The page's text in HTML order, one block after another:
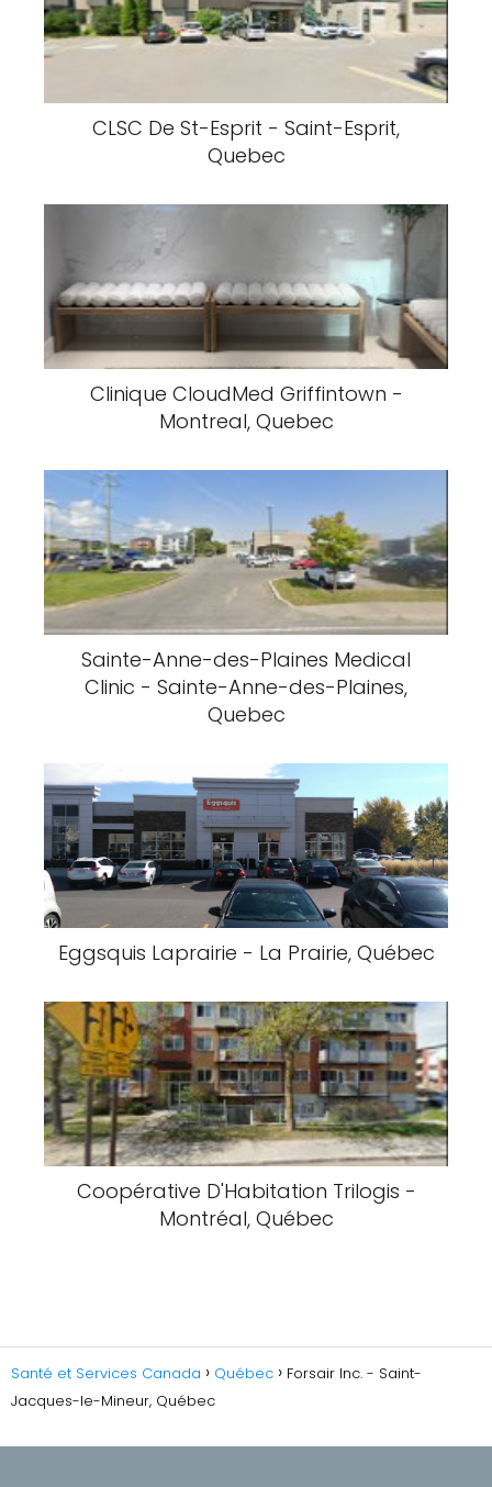
CLSC De St-Esprit - Saint-Esprit,
Quebec
Clinique CloudMed Griffintown -
Montreal, Quebec
Sainte-Anne-des-Plaines Medical
Clinic - Sainte-Anne-des-Plaines,
Quebec
Eggsquis Laprairie - La Prairie, Québec
Coopérative D'Habitation Trilogis -
Montréal, Québec
Santé et Services Canada Québec
Forsair Inc. - Saint-
Jacques-le-Mineur, Québec